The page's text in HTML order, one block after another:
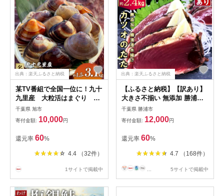
出典：楽天ふるさと納税
某TV番組で全国一位に！九十
九里産 大粒活はまぐり 約
1.5kg【配送不可地域：離
千葉県 旭市
寄付金額: 10,000円
還元率 60%
4.4 （32件）
1サイトで掲載中
出典：楽天ふるさと納税
【ふるさと納税】【訳あり】
大きさ不揃い 無添加 勝浦港
水揚げ カツオのたたき 合計
約2.4kg 株式会社西川《3-7日
以内に出荷予定(土日祝除
く)》千葉県 勝浦市 訳あり ご
家庭用 カツオ 鰹 たたき 送料
無料【配送不可地域あり】
千葉県 勝浦市
寄付金額: 12,000円
還元率 60%
4.7 （168件）
5サイトで掲載中